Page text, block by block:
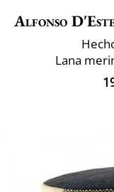
Alfonso
Lana